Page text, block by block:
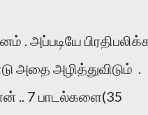
. அப்படியே
அதை அழித்துவிடும் .
.. 7 பாடல்களை(35